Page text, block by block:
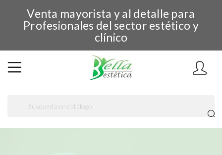
Venta mayorista y al detalle para
Profesionales del sector estético y
clínico